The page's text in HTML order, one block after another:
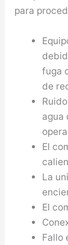
para
fuga
de
agua
El
La
El
Fallo